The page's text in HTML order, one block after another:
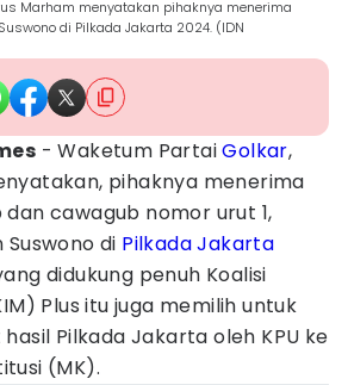
Marham menyatakan pihaknya menerima
di Pilkada Jakarta 2024. (IDN
- Waketum PartaiGolkar,
pihaknya menerima
cawagub nomor urut 1,
Suswono di Pilkada Jakarta
didukung penuh Koalisi
Plus itu juga memilih untuk
Pilkada Jakarta oleh KPU ke
(MK).